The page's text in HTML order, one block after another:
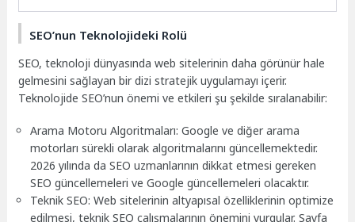
SEO’nun Teknolojideki Rolü
SEO, teknoloji dünyasında web sitelerinin daha görünür hale
gelmesini sağlayan bir dizi stratejik uygulamayı içerir.
Teknolojide SEO’nun önemi ve etkileri şu şekilde sıralanabilir:
Arama Motoru Algoritmaları: Google ve diğer arama
motorları sürekli olarak algoritmalarını güncellemektedir.
2026 yılında da SEO uzmanlarının dikkat etmesi gereken
SEO güncellemeleri ve Google güncellemeleri olacaktır.
Teknik SEO: Web sitelerinin altyapısal özelliklerinin optimize
edilmesi, teknik SEO çalışmalarının önemini vurgular. Sayfa